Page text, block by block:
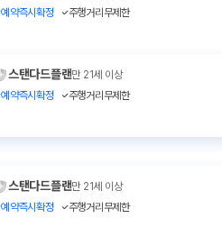
예약즉시확정
주행거리무제한
스탠다드플랜만 21세 이상
예약즉시확정
주행거리무제한
스탠다드플랜만 21세 이상
예약즉시확정
주행거리무제한